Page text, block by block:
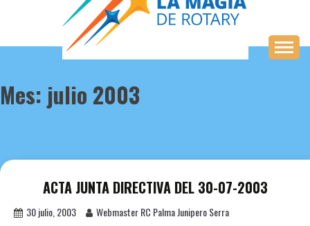
Mes: julio 2003
ACTA JUNTA DIRECTIVA DEL 30-07-2003
30 julio, 2003 Webmaster RC Palma Junipero Serra